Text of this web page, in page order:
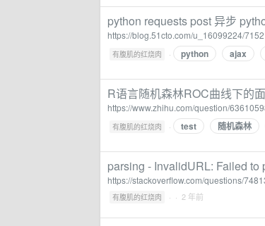
python requests post 异步
https://blog.51cto.com/u_16099224/
有腹肌的红烧肉 · python ajax
R语言随机森林ROC曲线下的
https://www.zhihu.com/question/
有腹肌的红烧肉 · test 随机森林
parsing - InvalidURL: Failed
https://stackoverflow.com/questions/
有腹肌的红烧肉 · · 2 年前